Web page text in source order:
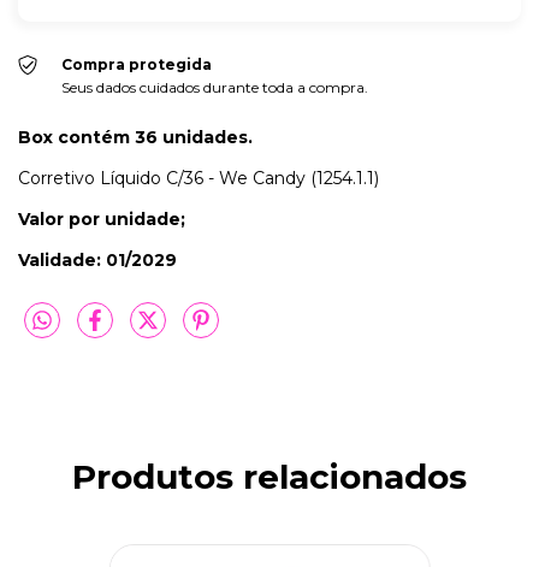
Compra protegida
Seus dados cuidados durante toda a compra.
Box contém 36 unidades.
Corretivo Líquido C/36 - We Candy (1254.1.1)
Valor por unidade;
Validade: 01/2029
Produtos relacionados